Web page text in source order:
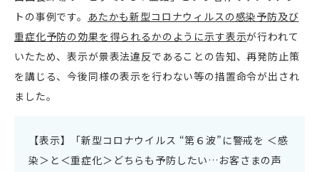
トの事例です。 あたかも新型コロナウィルスの感染予防及び
重症化予防の効果を得られるかのように示す表示が行われて
いたため、表示が景表法違反であることの告知、再発防止策
を講じる、今後同様の表示を行わない等の措置命令が出され
ました。
【表示】「新型コロナウイルス “第６波”に警戒を ＜感
染＞と＜重症化＞どちらも予防したい…お客さまの声